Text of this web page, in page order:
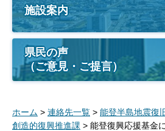
施設案内
県民の声
（ご意見・ご提言）
ホーム > 連絡先一覧 > 能登半島地震復
創造的復興推進課 > 能登復興応援基金